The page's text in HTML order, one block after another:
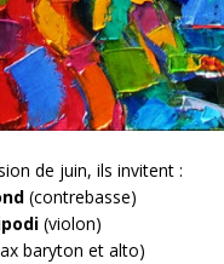
de juin, ils invitent :
(contrebasse)
(violon)
baryton et alto)